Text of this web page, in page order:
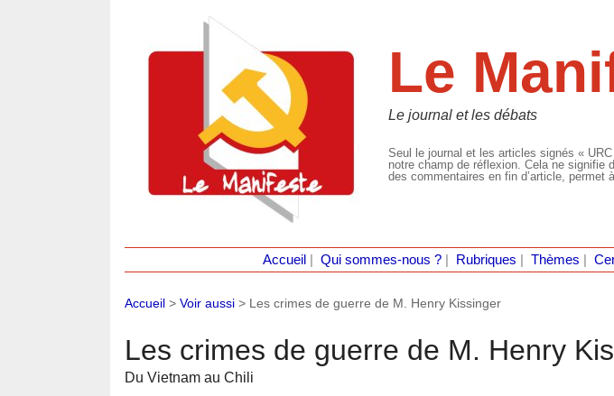
Le
Le journal et les débats
Seul le journal et les articles signés «
notre champ de réflexion. Cela ne signifie
des commentaires en fin d’article, permet
Accueil Qui sommes-nous ?| Rubriques Thèmes
Accueil > Voir aussi > Les crimes de guerre de M. Henry Kissinger
Les crimes de guerre de M. Henry
Du Vietnam au Chili